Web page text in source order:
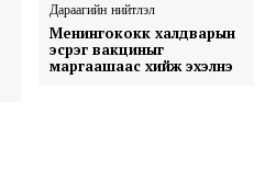
Дараагийн нийтлэл
Менингококк халдварын
эсрэг вакциныг
маргаашаас хийж эхэлнэ